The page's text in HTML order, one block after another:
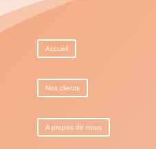
Accueil
Nos clients
A propos de nous